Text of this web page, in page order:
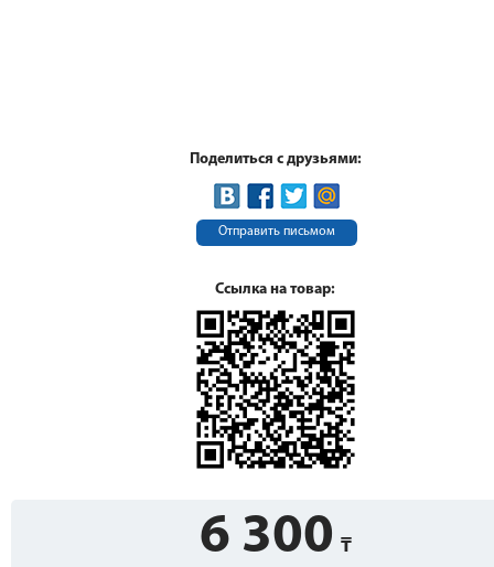
Поделиться с друзьями:
Отправить письмом
Ссылка на товар:
6 300